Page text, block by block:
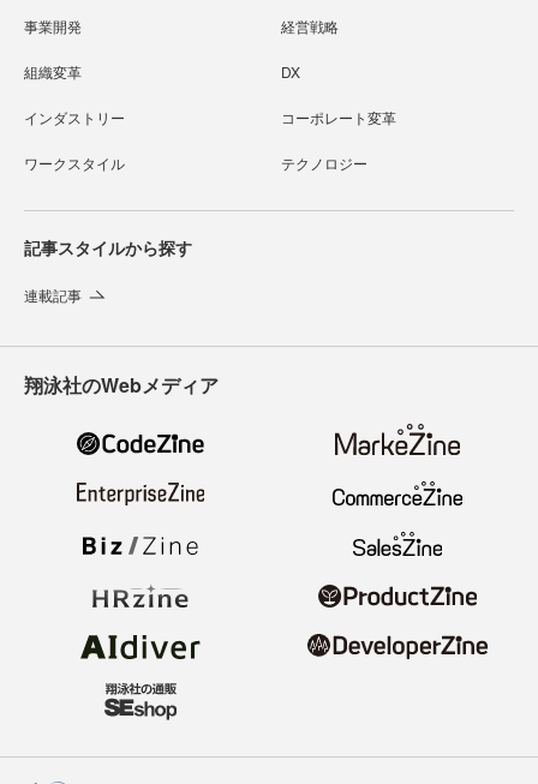
事業開発 経営戦略
組織変革 DX
インダストリー コーポレート変革
ワークスタイル テクノロジー
記事スタイルから探す
連載記事
翔泳社のWebメディア